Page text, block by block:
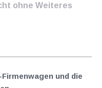
ohne Weiteres
und die